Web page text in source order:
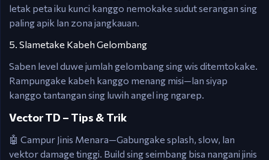
letak peta iku kunci kanggo nemokake sudut serangan sing
paling apik lan zona jangkauan.
5. Slametake Kabeh Gelombang
Saben level duwe jumlah gelombang sing wis ditemtokake.
Rampungake kabeh kanggo menang misi—lan siyap
kanggo tantangan sing luwih angel ing ngarep.
Vector TD – Tips & Trik
🤖 Campur Jinis Menara—Gabungake splash, slow, lan
vektor damage tinggi. Build sing seimbang bisa nangani jinis